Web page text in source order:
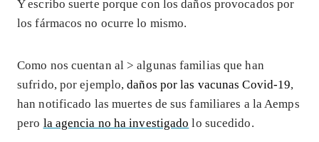
Y escribo suerte porque con los daños provocados por
los fármacos no ocurre lo mismo.
Como nos cuentan al > algunas familias que han
sufrido, por ejemplo,daños por las vacunas Covid-19,
han notificado las muertes de sus familiares a la Aemps
pero la agencia no ha investigado lo sucedido.